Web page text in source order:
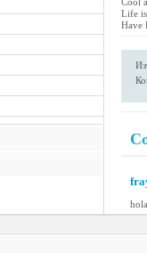
Life
Have
hola